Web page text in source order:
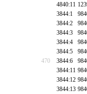
4840:11
3844:1
3844:2
3844:3
3844:4
3844:5
470
3844:6
3844:11
3844:12
3844:13